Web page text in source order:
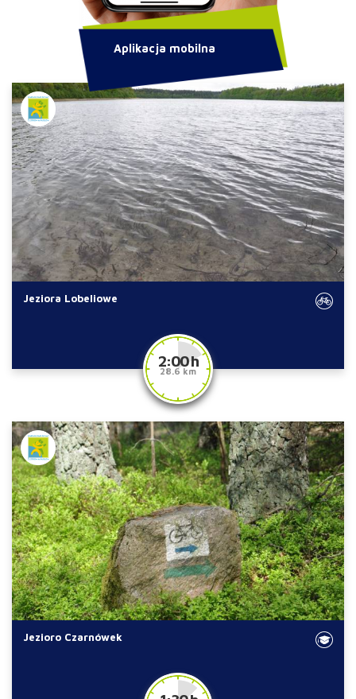
Jeziora Lobeliowe
2:00 h
28.6 km
Jezioro Czarnówek
Aplikacja mobilna